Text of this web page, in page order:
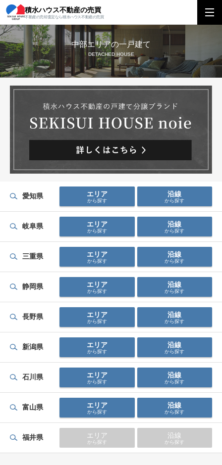
積水ハウス不動産の売買
不動産の売却査定なら積水ハウス不動産の売買
積水ハウス不動産の売買 中部エリア
中部エリアの一戸建て
DETACHED HOUSE
愛知県 エリア
から探す
沿線
から探す
岐阜県 エリア
から探す
沿線
から探す
三重県 エリア
から探す
沿線
から探す
静岡県 エリア
から探す
沿線
から探す
長野県 エリア
から探す
沿線
から探す
新潟県 エリア
から探す
沿線
から探す
石川県 エリア
から探す
沿線
から探す
富山県 エリア
から探す
沿線
から探す
福井県 エリア
から探す
沿線
から探す